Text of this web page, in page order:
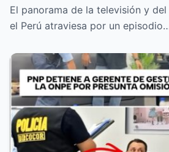
con la hija de Michelle
El panorama de la televisión y
el Perú atraviesa por un